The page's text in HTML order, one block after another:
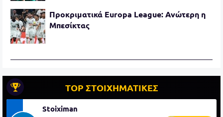
Προκριματικά Europa League: Ανώτερη η
Μπεσίκτας
TOP ΣΤΟΙΧΗΜΑΤΙΚΕΣ
Stoiximan